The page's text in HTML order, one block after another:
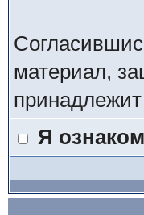
материал,
Я